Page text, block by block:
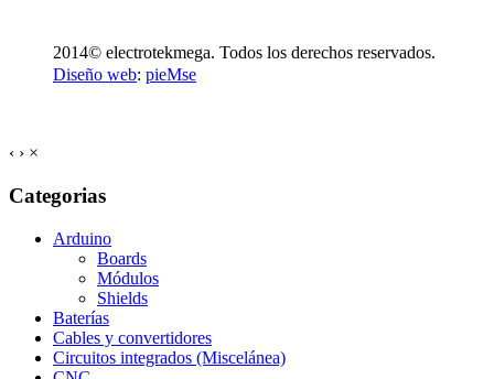
2014© electrotekmega. Todos los derechos reservados.
Diseño web: pieMse
‹ › ×
Categorias
Arduino
Boards
Módulos
Shields
Baterías
Cables y convertidores
Circuitos integrados (Miscelánea)